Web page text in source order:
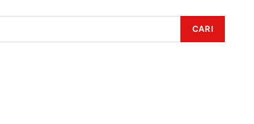
CARI